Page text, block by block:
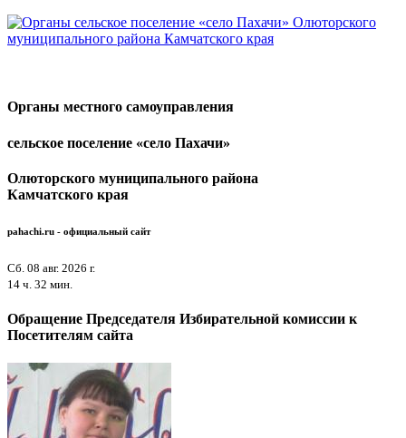
Органы местного самоуправления
сельское поселение «село Пахачи»
Олюторского муниципального района
Камчатского края
pahachi.ru - официальный сайт
Сб. 08 авг. 2026 г.
14 ч. 32 мин.
Обращение Председателя Избирательной комиссии к
Посетителям сайта